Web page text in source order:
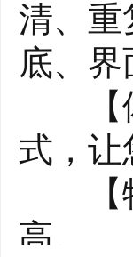
开机
3、
拦截
4、
清理
清、重
底、界
【体
式，让
【特
高。